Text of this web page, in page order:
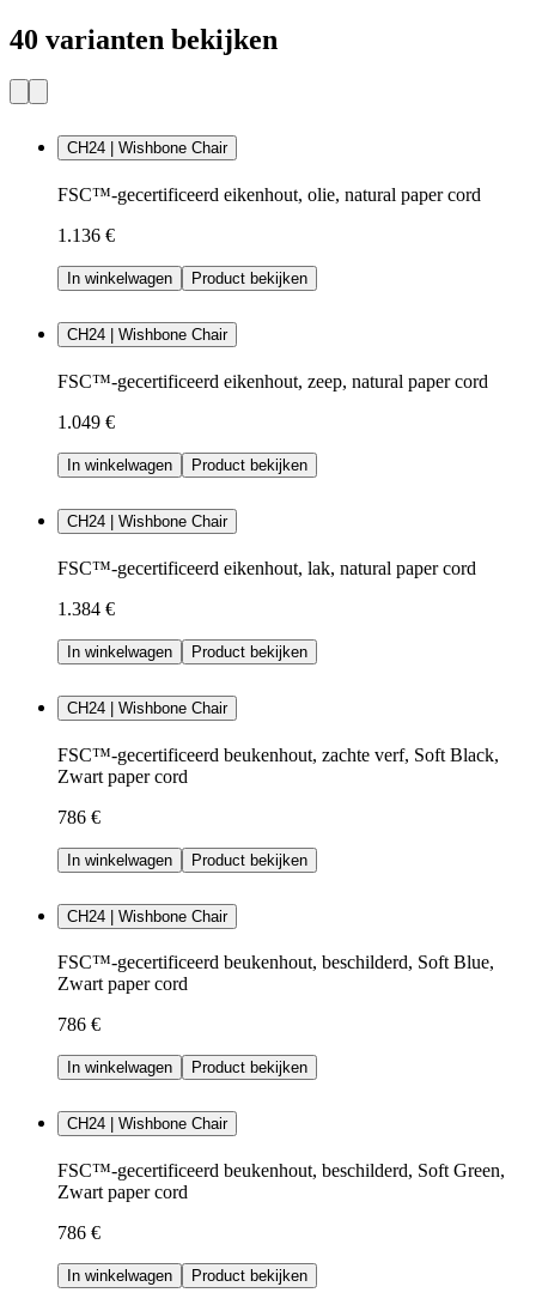
40 varianten bekijken
CH24 | Wishbone Chair
FSC™-gecertificeerd eikenhout, olie, natural paper cord
1.136 €
In winkelwagen Product bekijken
CH24 | Wishbone Chair
FSC™-gecertificeerd eikenhout, zeep, natural paper cord
1.049 €
In winkelwagen Product bekijken
CH24 | Wishbone Chair
FSC™-gecertificeerd eikenhout, lak, natural paper cord
1.384 €
In winkelwagen Product bekijken
CH24 | Wishbone Chair
FSC™-gecertificeerd beukenhout, zachte verf, Soft Black,
Zwart paper cord
786 €
In winkelwagen Product bekijken
CH24 | Wishbone Chair
FSC™-gecertificeerd beukenhout, beschilderd, Soft Blue,
Zwart paper cord
786 €
In winkelwagen Product bekijken
CH24 | Wishbone Chair
FSC™-gecertificeerd beukenhout, beschilderd, Soft Green,
Zwart paper cord
786 €
In winkelwagen Product bekijken